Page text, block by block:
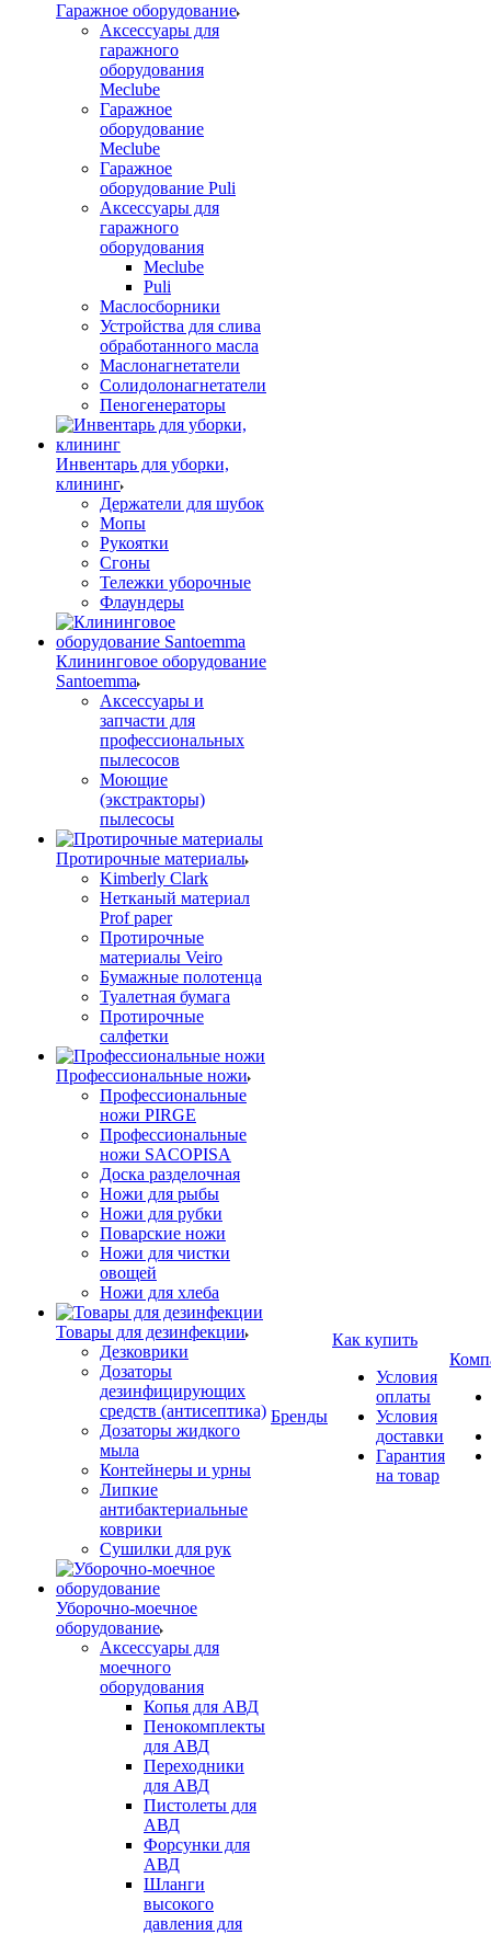
Гаражное оборудование
Аксессуары для
гаражного
оборудования
Meclube
Гаражное
оборудование
Meclube
Гаражное
оборудование Puli
Аксессуары для
гаражного
оборудования
Meclube
Puli
Маслосборники
Устройства для слива
обработанного масла
Маслонагнетатели
Солидолонагнетатели
Пеногенераторы
Инвентарь для уборки,
клининг
Держатели для шубок
Мопы
Рукоятки
Сгоны
Тележки уборочные
Флаундеры
Клининговое оборудование
Santoemma
Аксессуары и
запчасти для
профессиональных
пылесосов
Моющие
(экстракторы)
пылесосы
Протирочные материалы
Kimberly Clark
Нетканый материал
Prof paper
Протирочные
материалы Veiro
Бумажные полотенца
Туалетная бумага
Протирочные
салфетки
Профессиональные ножи
Профессиональные
ножи PIRGE
Профессиональные
ножи SACOPISA
Доска разделочная
Ножи для рыбы
Ножи для рубки
Поварские ножи
Ножи для чистки
овощей
Ножи для хлеба
Товары для дезинфекции
Дезковрики
Дозаторы
дезинфицирующих
средств (антисептика)
Дозаторы жидкого
мыла
Контейнеры и урны
Липкие
антибактериальные
коврики
Сушилки для рук
Уборочно-моечное
оборудование
Аксессуары для
моечного
оборудования
Копья для АВД
Пенокомплекты
для АВД
Переходники
для АВД
Пистолеты для
АВД
Форсунки для
АВД
Шланги
высокого
давления для
Бренды
Как купить
Условия
оплаты
Условия
доставки
Гарантия
на товар